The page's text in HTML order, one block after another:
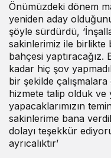
Önümüzdeki dönem
yeniden aday
şöyle sürdürdü,
sakinlerimiz ile birlikte
bahçesi yaptıracağız.
kadar hiç şov
bir şekilde
hizmete talip olduk ve
yapacaklarımızın
sakinlerime bana
dolayı teşekkür
ayrıcalıktır’